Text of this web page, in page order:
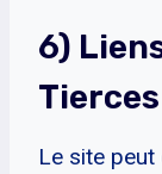
6)
Tierces
Le site